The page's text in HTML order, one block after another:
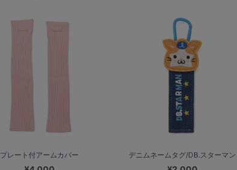
プレート付アームカバー デニムネームタグ/DB.スターマン